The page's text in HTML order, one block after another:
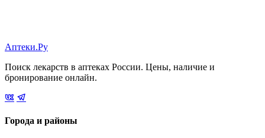
Аптеки.Ру
Поиск лекарств в аптеках России. Цены, наличие и
бронирование онлайн.
Города и районы